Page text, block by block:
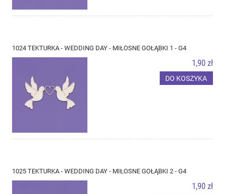
1024 TEKTURKA - WEDDING DAY - MIŁOSNE GOŁĄBKI 1 - G4
1,90 zł
DO KOSZYKA
1025 TEKTURKA - WEDDING DAY - MIŁOSNE GOŁĄBKI 2 - G4
1,90 zł